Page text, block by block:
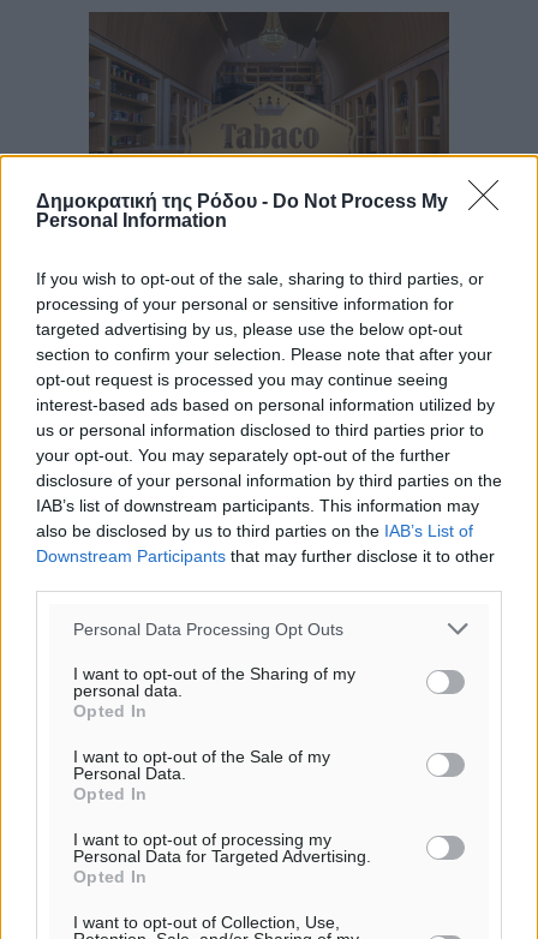
Δημοκρατική της Ρόδου - Do Not Process My
Personal Information
If you wish to opt-out of the sale, sharing to third parties, or
processing of your personal or sensitive information for
targeted advertising by us, please use the below opt-out
section to confirm your selection. Please note that after your
opt-out request is processed you may continue seeing
interest-based ads based on personal information utilized by
us or personal information disclosed to third parties prior to
your opt-out. You may separately opt-out of the further
disclosure of your personal information by third parties on the
IAB’s list of downstream participants. This information may
also be disclosed by us to third parties on the IAB’s List of
Downstream Participants that may further disclose it to other
Personal Data Processing Opt Outs
I want to opt-out of the Sharing of my
personal data.
Opted In
I want to opt-out of the Sale of my
Personal Data.
Opted In
I want to opt-out of processing my
Personal Data for Targeted Advertising.
Opted In
I want to opt-out of Collection, Use,
Ροή ειδήσεων
Η Meridiam ξεκλειδώνει τις έρευνες βυθού στη
θαλάσσια περιοχή Κάσου και Καρπάθου
Τοπικές Ειδήσεις• πριν 35 λεπτά
Παρουσίαση βιβλίου του Α. Χατζημιχαήλ – Τιμητική
εκδήλωση για τους αυτοδιοικητικούς της Κω
μέσω υποβρύχιων καλωδίων με την ηπειρωτική
Ελλάδα
Νέο ανακαινισμένο δημοτικό τουριστικό γραφείο
στην Πάτμο
Τοπικές Ειδήσεις• πριν 3 ώρες
Οι συναντήσεις που είχε κατά την επίσκεψη του στη